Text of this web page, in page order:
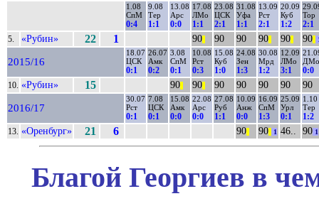
1.08
СпМ
0:4
9.08
Тер
1:1
13.08
Арс
0:0
17.08
ЛМо
1:1
23.08
ЦСК
2:1
31.08
Уфа
1:1
13.09
Рст
2:1
20.09
Куб
1:2
Тор
2:1
5. «Рубин» 22 1 90 90 90 90 90 90
2015/16
18.07
ЦСК
0:1
26.07
Амк
0:2
3.08
СпМ
0:1
10.08
Рст
0:3
15.08
Куб
1:0
24.08
Зен
1:3
30.08
Мрд
1:2
12.09
ЛМо
3:1
ДМо
0:0
10. «Рубин» 15 90 90 90 90 90 90 90
2016/17
30.07
Рст
0:1
7.08
ЦСК
0:1
15.08
Амк
0:0
22.08
Арс
0:0
27.08
Руб
1:1
10.09
Анж
0:0
16.09
СпМ
1:3
25.09
Урл
0:1
1.10
Тер
1:2
13. «Оренбург» 21 6 90 90 1 46.. 90 1
Благой Георгиев в